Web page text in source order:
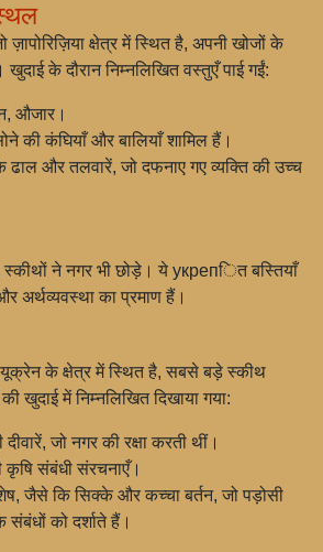
क्षेत्र में स्थित है, अपनी खोजों के
खुदाई के दौरान निम्नलिखित वस्तुएँ पाई गईं:
औजार।
की कंघियाँ और बालियाँ शामिल हैं।
और तलवारें, जो दफनाए गए व्यक्ति की उच्च
ने नगर भी छोड़े। ये укрепित बस्तियाँ
अर्थव्यवस्था का प्रमाण हैं।
के क्षेत्र में स्थित है, सबसे बड़े स्कीथ
खुदाई में निम्नलिखित दिखाया गया:
जो नगर की रक्षा करती थीं।
संबंधी संरचनाएँ।
जैसे कि सिक्के और कच्चा बर्तन, जो पड़ोसी
को दर्शाते हैं।